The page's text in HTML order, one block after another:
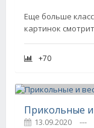
Еще больше
картинок
+70
13.09.2020 ---